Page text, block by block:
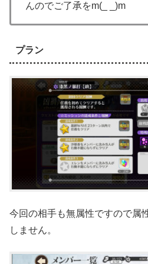
んのでご了承をm(_ _)m
プラン
今回の相手も無属性ですので属
しません。